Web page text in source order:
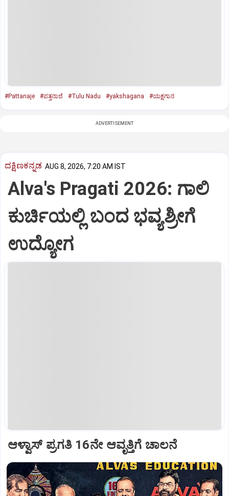
#Pattanaje #ಪತ್ತನಾಜೆ #Tulu Nadu #yakshagana #ಯಕ್ಷಗಾನ
ADVERTISEMENT
ದಕ್ಷಿಣಕನ್ನಡ AUG 8, 2026, 7:20 AM IST
Alva's Pragati 2026: ಗಾಲಿ
ಕುರ್ಚಿಯಲ್ಲಿ ಬಂದ ಭವ್ಯಶ್ರೀಗೆ
ಉದ್ಯೋಗ
ಆಳ್ವಾಸ್‌ ಪ್ರಗತಿ 16ನೇ ಆವೃತ್ತಿಗೆ ಚಾಲನೆ